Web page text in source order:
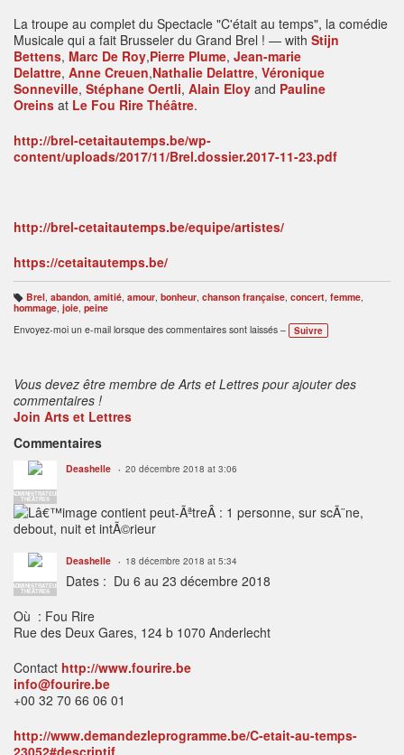
La troupe au complet du Spectacle "C'était au temps", la comédie
Musicale qui a fait Brusseler du Grand Brel ! — with Stijn
Bettens, Marc De Roy,Pierre Plume, Jean-marie
Delattre, Anne Creuen,Nathalie Delattre, Véronique
Sonneville, Stéphane Oertli, Alain Eloy and Pauline
Oreins at Le Fou Rire Théâtre.
http://brel-cetaitautemps.be/wp-
content/uploads/2017/11/Brel.dossier.2017-11-23.pdf
http://brel-cetaitautemps.be/equipe/artistes/
https://cetaitautemps.be/
B
ali
s
e
Brel, abandon, amitié, amour, bonheur, chanson française, concert, femme,
hommage joie peine
Envoyez-moi un e-mail lorsque des commentaires sont laissés –
Suivre
Vous devez être membre de Arts et Lettres pour ajouter des
commentaires !
Join Arts et Lettres
Commentaires
ADMINISTRATEUR
THÉÂTRES
Deashelle 20 décembre 2018 at 3:06
ADMINISTRATEUR
THÉÂTRES
Deashelle 18 décembre 2018 at 5:34
Dates : Du 6 au 23 décembre 2018
Où : Fou Rire
Rue des Deux Gares, 124 b 1070 Anderlecht
Contact http://www.fourire.be
info@fourire.be
+00 32 70 66 06 01
http://www.demandezleprogramme.be/C-etait-au-temps-
23052#descriptif